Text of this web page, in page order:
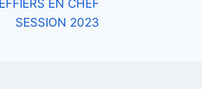
EN CHEF
SESSION 2023